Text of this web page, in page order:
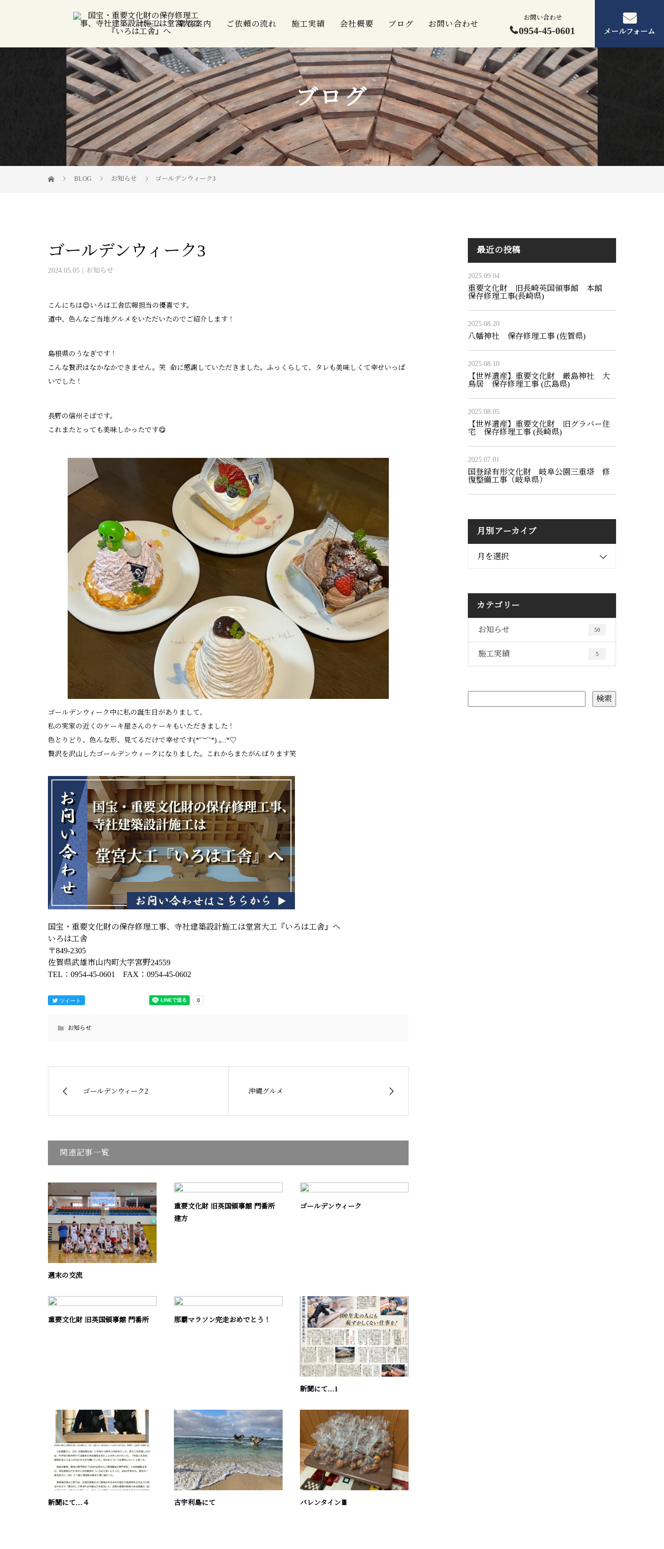
ホーム 業務案内 ご依頼の流れ 施工実績 会社概要 ブログ お問い合わせ
お問い合わせ
0954-45-0601 メールフォーム
ブログ
BLOG お知らせ ゴールデンウィーク3
ゴールデンウィーク3
2024.05.05 お知らせ
こんにちは😊いろは工舎広報担当の優喜です。
道中、色んなご当地グルメをいただいたのでご紹介します！
島根県のうなぎです！
こんな贅沢はなかなかできません。笑 命に感謝していただきました。ふっくらして、タレも美味しくて幸せいっぱ
いでした！
長野の信州そばです。
これまたとっても美味しかったです😋
ゴールデンウィーク中に私の誕生日がありまして、
私の実家の近くのケーキ屋さんのケーキもいただきました！
色とりどり、色んな形、見てるだけで幸せです(*˘︶˘*).｡.:*♡
贅沢を沢山したゴールデンウィークになりました。これからまたがんばります笑
国宝・重要文化財の保存修理工事、寺社建築設計施工は堂宮大工『いろは工舎』へ
いろは工舎
〒849-2305
佐賀県武雄市山内町大字宮野24559
TEL：0954-45-0601 FAX：0954-45-0602
ツイート
お知らせ
ゴールデンウィーク2 沖縄グルメ
関連記事一覧
週末の交流
重要文化財 旧英国領事館 門番所
建方
ゴールデンウィーク
重要文化財 旧英国領事館 門番所 那覇マラソン完走おめでとう！
新聞にて…1
新聞にて…４ 古宇利島にて バレンタイン🍫
最近の投稿
2025.09.04
重要文化財 旧長崎英国領事館 本館
保存修理工事(長崎県)
2025.08.20
八幡神社 保存修理工事 (佐賀県)
2025.08.10
【世界遺産】重要文化財 厳島神社 大
鳥居 保存修理工事 (広島県)
2025.08.05
【世界遺産】重要文化財 旧グラバー住
宅 保存修理工事 (長崎県)
2025.07.01
国登録有形文化財 岐阜公園三重塔 修
復整備工事（岐阜県）
月別アーカイブ
月を選択
カテゴリー
お知らせ 50
施工実績 5